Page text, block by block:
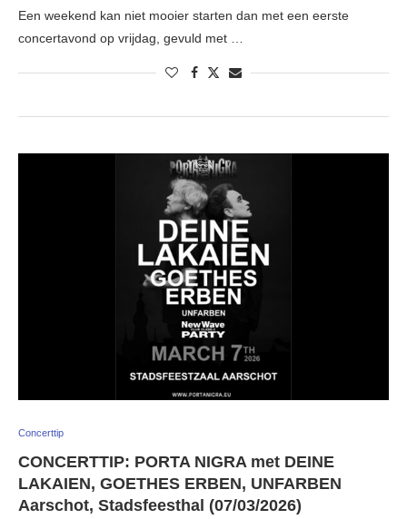
Een weekend kan niet mooier starten dan met een eerste
concertavond op vrijdag, gevuld met …
Concerttip
CONCERTTIP: PORTA NIGRA met DEINE
LAKAIEN, GOETHES ERBEN, UNFARBEN
Aarschot, Stadsfeesthal (07/03/2026)